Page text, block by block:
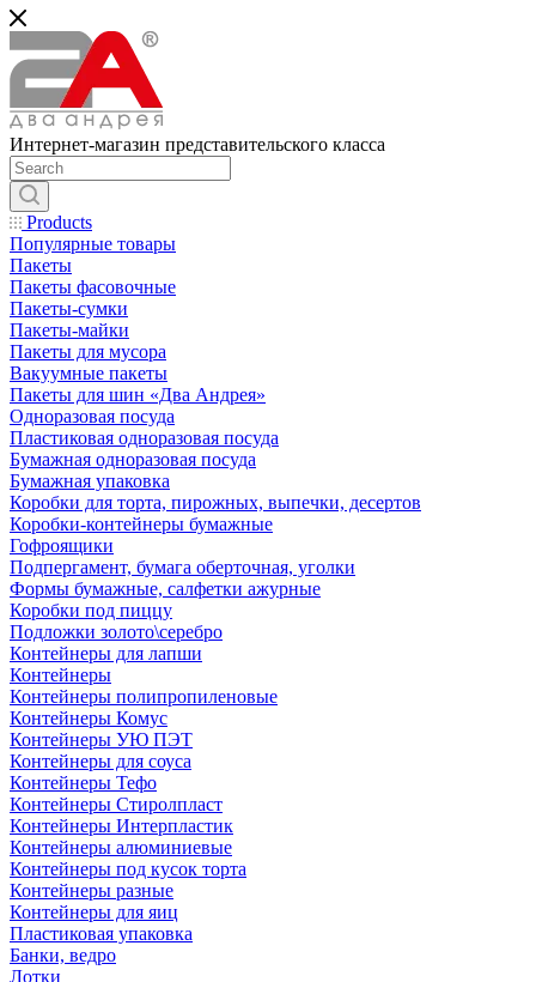
Интернет-магазин представительского класса
Products
Популярные товары
Пакеты
Пакеты фасовочные
Пакеты-сумки
Пакеты-майки
Пакеты для мусора
Вакуумные пакеты
Пакеты для шин «Два Андрея»
Одноразовая посуда
Пластиковая одноразовая посуда
Бумажная одноразовая посуда
Бумажная упаковка
Коробки для торта, пирожных, выпечки, десертов
Коробки-контейнеры бумажные
Гофроящики
Подпергамент, бумага оберточная, уголки
Формы бумажные, салфетки ажурные
Коробки под пиццу
Подложки золото\серебро
Контейнеры для лапши
Контейнеры
Контейнеры полипропиленовые
Контейнеры Комус
Контейнеры УЮ ПЭТ
Контейнеры для соуса
Контейнеры Тефо
Контейнеры Стиролпласт
Контейнеры Интерпластик
Контейнеры алюминиевые
Контейнеры под кусок торта
Контейнеры разные
Контейнеры для яиц
Пластиковая упаковка
Банки, ведро
Лотки